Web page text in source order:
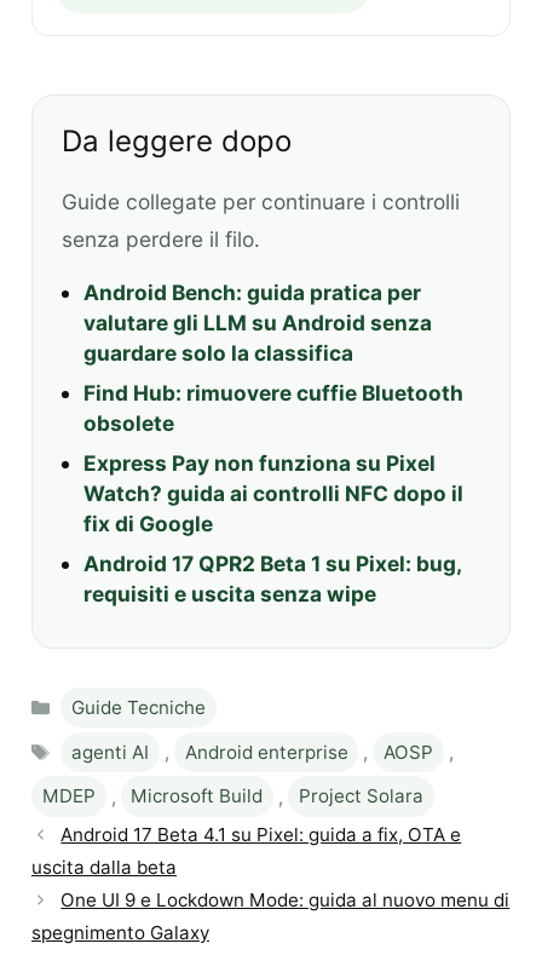
Da leggere dopo
Guide collegate per continuare i controlli
senza perdere il filo.
Android Bench: guida pratica per
valutare gli LLM su Android senza
guardare solo la classifica
Find Hub: rimuovere cuffie Bluetooth
obsolete
Express Pay non funziona su Pixel
Watch? guida ai controlli NFC dopo il
fix di Google
Android 17 QPR2 Beta 1 su Pixel: bug,
requisiti e uscita senza wipe
Categories
Guide Tecniche
agenti AI , Android enterprise , AOSP
,
MDEP
, Microsoft Build ,
Project Solara
Android 17 Beta 4.1 su Pixel: guida a fix, OTA e
uscita dalla beta
One UI 9 e Lockdown Mode: guida al nuovo menu di
spegnimento Galaxy